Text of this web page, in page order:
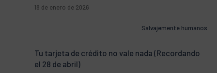
18 de enero de 2026
Salvajemente humanos
Tu tarjeta de crédito no vale nada (Recordando
el 28 de abril)